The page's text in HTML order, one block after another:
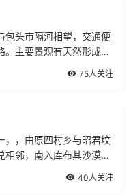
包头市隔河相望，交通便
主要景观有天然形成高
75人关注
，，由原四村乡与昭君坟
相邻，南入库布其沙漠和
40人关注